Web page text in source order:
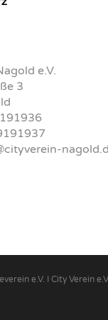
e.V.
3
e.V. I City Verein